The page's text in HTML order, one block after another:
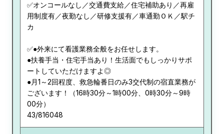
✅オンコールなし／交通費支給／住宅補助あり／再雇
用制度有／夜勤なし／研修支援有／車通勤ＯＫ／駅チ
カ
✅●外来にて看護業務全般をお任せします。
●扶養手当・住宅手当あり！生活面でもしっかりサポ
ートしていただけますよ◎
●月1～2回程度、救急輪番日のみ3交代制の宿直業務が
ございます！（16時30分～1時00分、0時30分～9時
00分）
43/816048